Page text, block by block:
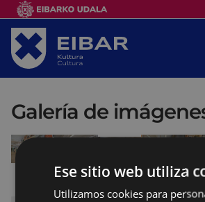
Galería de
Ese sitio web utiliza
Utilizamos cookies para